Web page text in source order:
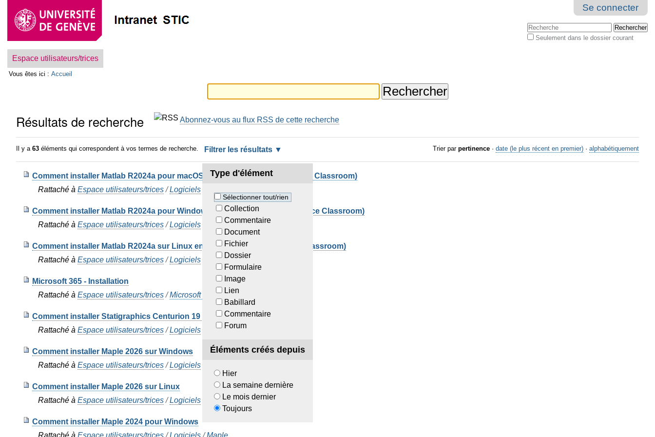
contenu.
à
la
navigation
personnels
Se connecter
Chercher par
Seulement dans le dossier courant
Espace utilisateurs/trices
Vous êtes ici : Accueil
Résultats de recherche Abonnez-vous au flux RSS de cette recherche
Il y a63 éléments qui correspondent à vos termes de recherche. Filtrer les résultats
Type d'élément
Sélectionner tout/rien
Collection
Commentaire
Document
Fichier
Dossier
Formulaire
Image
Lien
Babillard
Commentaire
Forum
Éléments créés depuis
Hier
La semaine dernière
Le mois dernier
Toujours
Trier par pertinence · date (le plus récent en premier) · alphabétiquement
Comment installer Matlab R2024a pour macOS en tant qu'étudiant-e (licence Classroom)
Rattaché à Espace utilisateurs/trices /Logiciels
Comment installer Matlab R2024a pour Windows en tant qu'étudiant-e (licence Classroom)
Rattaché à Espace utilisateurs/trices /Logiciels Matlab
Comment installer Matlab R2024a sur Linux en tant qu'étudiant-e (licence Classroom)
Rattaché à Espace utilisateurs/trices /Logiciels Matlab
Microsoft 365 - Installation
Rattaché à Espace utilisateurs/trices /Microsoft 365
Comment installer Statigraphics Centurion 19 sur Windows
Rattaché à Espace utilisateurs/trices /Logiciels Statgraphics-Centurion
Comment installer Maple 2026 sur Windows
Rattaché à Espace utilisateurs/trices /Logiciels
Comment installer Maple 2026 sur Linux
Rattaché à Espace utilisateurs/trices /Logiciels Maple
Comment installer Maple 2024 pour Windows